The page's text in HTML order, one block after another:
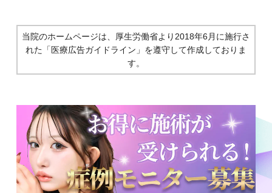
当院のホームページは、厚生労働省より2018年6月に施行さ
れた 「医療広告ガイドライン」を遵守して作成しておりま
す。